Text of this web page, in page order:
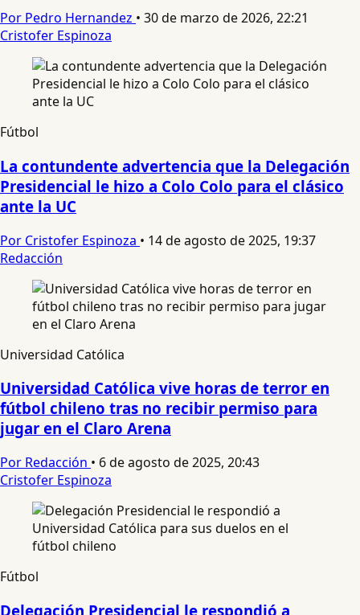
Por Pedro Hernandez • 30 de marzo de 2026, 22:21
Cristofer Espinoza
Fútbol
La contundente advertencia que la Delegación
Presidencial le hizo a Colo Colo para el clásico
ante la UC
Por Cristofer Espinoza • 14 de agosto de 2025, 19:37
Redacción
Universidad Católica
Universidad Católica vive horas de terror en
fútbol chileno tras no recibir permiso para
jugar en el Claro Arena
Por Redacción • 6 de agosto de 2025, 20:43
Cristofer Espinoza
Fútbol
Delegación Presidencial le respondió a